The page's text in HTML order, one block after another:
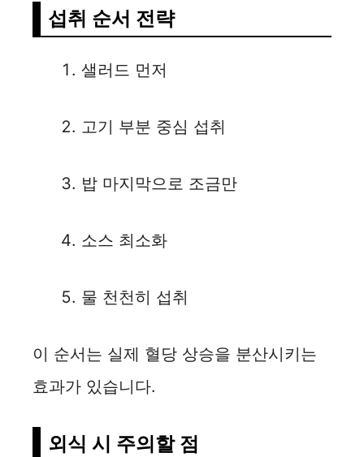
섭취 순서 전략
샐러드 먼저
고기 부분 중심 섭취
밥 마지막으로 조금만
소스 최소화
물 천천히 섭취
이 순서는 실제 혈당 상승을 분산시키는
효과가 있습니다.
외식 시 주의할 점